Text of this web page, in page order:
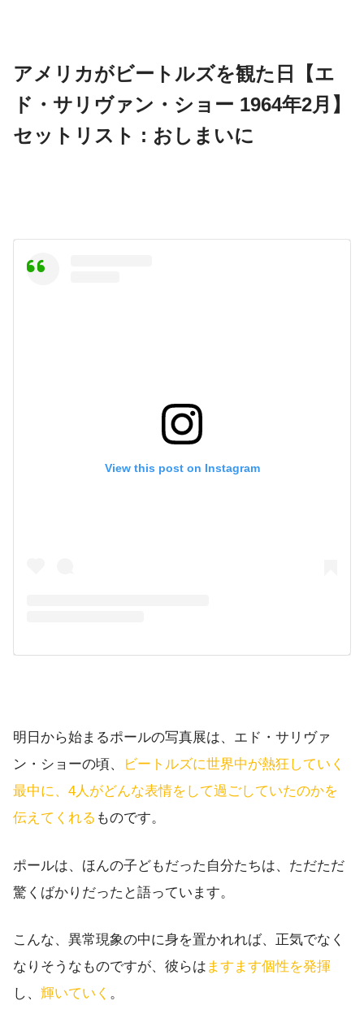
アメリカがビートルズを観た日【エ
ド・サリヴァン・ショー 1964年2月】
セットリスト : おしまいに
View this post on Instagram
明日から始まるポールの写真展は、エド・サリヴァ
ン・ショーの頃、
ビートルズに世界中が熱狂していく
最中に、4人がどんな表情をして過ごしていたのかを
伝えてくれる ものです。
ポールは、ほんの子どもだった自分たちは、ただただ
驚くばかりだったと語っています。
こんな、異常現象の中に身を置かれれば、正気でなく
なりそうなものですが、彼らは ますます個性を発揮
し、 輝いていく 。